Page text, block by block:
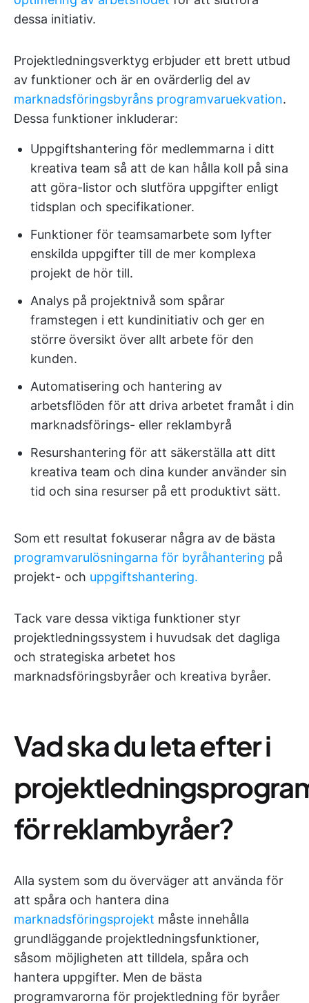
dessa initiativ.
Projektledningsverktyg erbjuder ett brett utbud
av funktioner och är en ovärderlig del av
marknadsföringsbyråns programvaruekvation.
Dessa funktioner inkluderar:
Uppgiftshantering för medlemmarna i ditt
kreativa team så att de kan hålla koll på sina
att göra-listor och slutföra uppgifter enligt
tidsplan och specifikationer.
Funktioner för teamsamarbete som lyfter
enskilda uppgifter till de mer komplexa
projekt de hör till.
Analys på projektnivå som spårar
framstegen i ett kundinitiativ och ger en
större översikt över allt arbete för den
kunden.
Automatisering och hantering av
arbetsflöden för att driva arbetet framåt i din
marknadsförings- eller reklambyrå
Resurshantering för att säkerställa att ditt
kreativa team och dina kunder använder sin
tid och sina resurser på ett produktivt sätt.
Som ett resultat fokuserar några av de bästa
programvarulösningarna för byråhantering på
projekt- och uppgiftshantering.
Tack vare dessa viktiga funktioner styr
projektledningssystem i huvudsak det dagliga
och strategiska arbetet hos
marknadsföringsbyråer och kreativa byråer.
Vad ska du leta efter i
för reklambyråer?
Alla system som du överväger att använda för
att spåra och hantera dina
marknadsföringsprojekt måste innehålla
grundläggande projektledningsfunktioner,
såsom möjligheten att tilldela, spåra och
hantera uppgifter. Men de bästa
programvarorna för projektledning för byråer